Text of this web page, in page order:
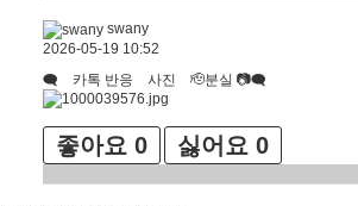
swany
2026-05-19 10:52
🗨 카톡 반응 사진 🫡분실 📷🗨
좋아요 0 싫어요 0